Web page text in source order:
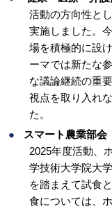
活動の方向性と
実施しました。
場を積極的に設
ーマでは新たな
な議論継続の重
視点を取り入れ
た。
スマート農業部会
2025年度活動、
学技術大学院大
を踏まえて試食
食については、